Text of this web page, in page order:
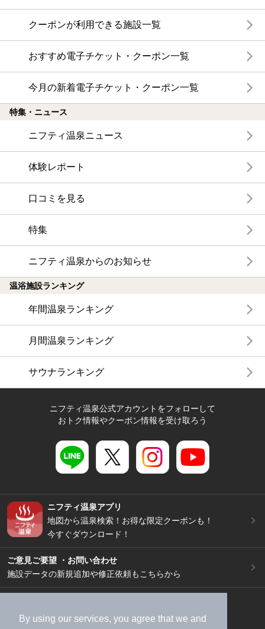
By using our services, you agree that we and
クーポンが利用できる施設一覧
おすすめ電子チケット・クーポン一覧
今月の新着電子チケット・クーポン一覧
特集・ニュース
ニフティ温泉ニュース
体験レポート
口コミを見る
特集
ニフティ温泉からのお知らせ
温浴施設ランキング
年間温泉ランキング
月間温泉ランキング
サウナランキング
ニフティ温泉公式アカウントをフォローして
おトク情報やクーポン情報を受け取ろう
ニフティ温泉アプリ
地図から温泉検索！お得な限定クーポンも！
今すぐダウンロード！
ご意見ご要望 ・お問い合わせ
施設データの新規追加や修正依頼もこちらから
加盟店募集（資料請求）
広告出稿のご案内